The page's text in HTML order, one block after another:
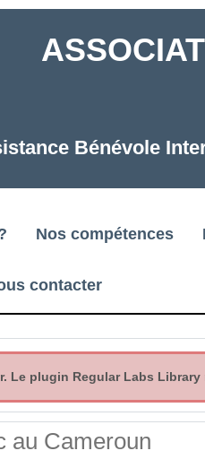
Bénévole
Nos compétences
contacter
Le plugin Regular Labs
au Cameroun